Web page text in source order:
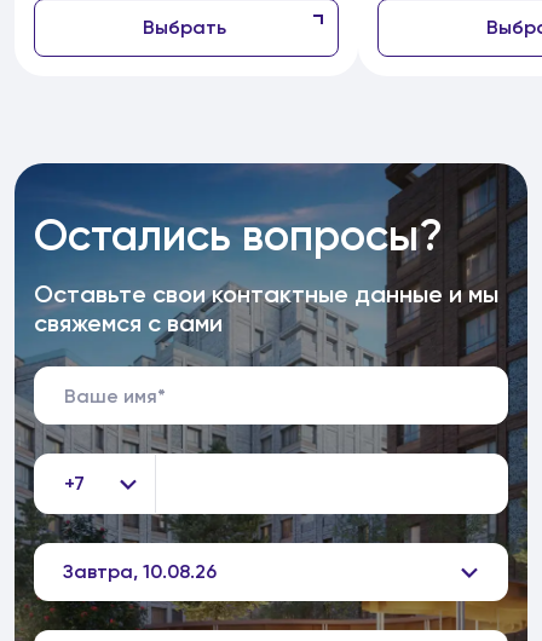
Выбрать
Остались вопросы?
Оставьте свои контактные данные и мы
свяжемся с вами
+7
Завтра, 10.08.26